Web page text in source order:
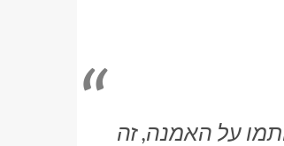
על האמנה, זה